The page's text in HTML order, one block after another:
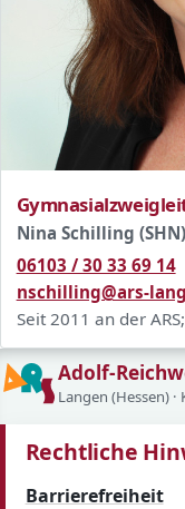
Nina Schilling (SHN)
06103 / 30 33 69 14
nschilling@ars-
Seit 2011 an der
Adolf-
Langen (Hessen)
Rechtliche
Barrierefreiheit